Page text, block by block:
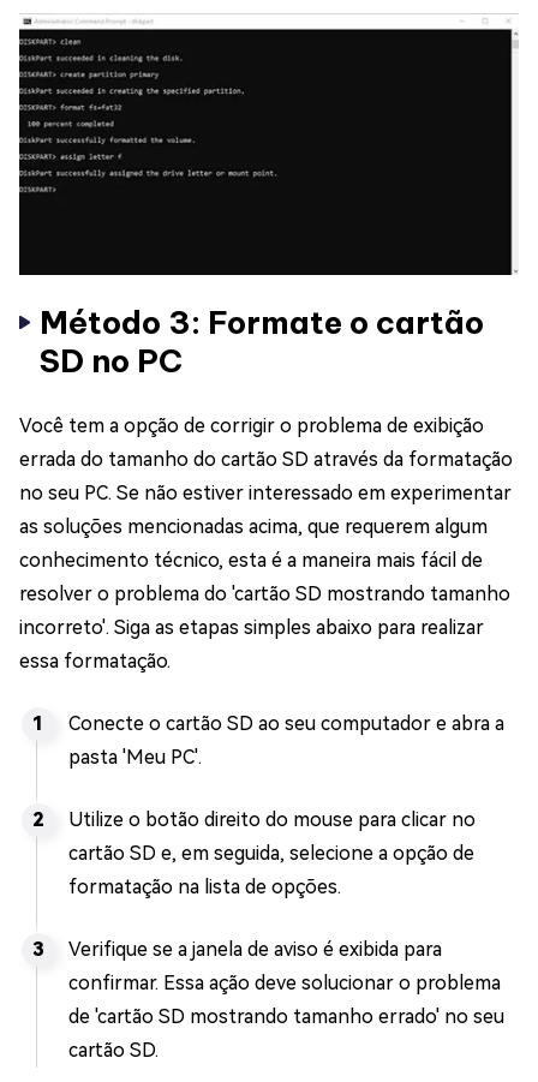
Método 3: Formate o cartão
SD no PC
Você tem a opção de corrigir o problema de exibição
errada do tamanho do cartão SD através da formatação
no seu PC. Se não estiver interessado em experimentar
as soluções mencionadas acima, que requerem algum
conhecimento técnico, esta é a maneira mais fácil de
resolver o problema do 'cartão SD mostrando tamanho
incorreto'. Siga as etapas simples abaixo para realizar
essa formatação.
Conecte o cartão SD ao seu computador e abra a
pasta 'Meu PC'.
Utilize o botão direito do mouse para clicar no
cartão SD e, em seguida, selecione a opção de
formatação na lista de opções.
Verifique se a janela de aviso é exibida para
confirmar. Essa ação deve solucionar o problema
de 'cartão SD mostrando tamanho errado' no seu
cartão SD.